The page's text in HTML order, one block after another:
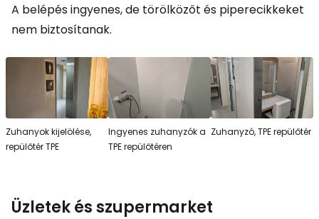
A belépés ingyenes, de törölközőt és piperecikkeket
nem biztosítanak.
Zuhanyok kijelölése,
repülőtér TPE
Ingyenes zuhanyzók a
TPE repülőtéren
Zuhanyzó, TPE repülőtér
Üzletek és szupermarket